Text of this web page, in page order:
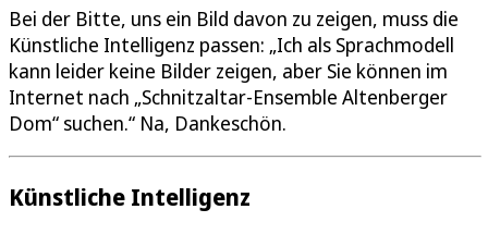
Bei der Bitte, uns ein Bild davon zu zeigen, muss die
Künstliche Intelligenz passen: „Ich als Sprachmodell
kann leider keine Bilder zeigen, aber Sie können im
Internet nach „Schnitzaltar-Ensemble Altenberger
Dom“ suchen.“ Na, Dankeschön.
Künstliche Intelligenz